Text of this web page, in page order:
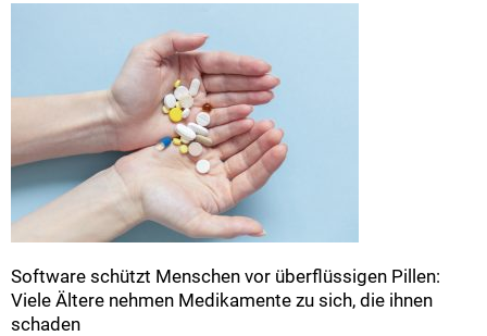
Software schützt Menschen vor überflüssigen Pillen:
Viele Ältere nehmen Medikamente zu sich, die ihnen
schaden